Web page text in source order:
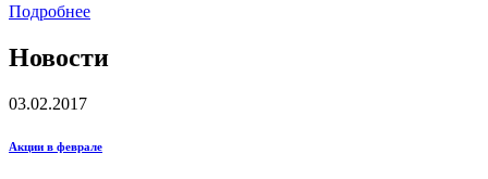
Подробнее
Новости
03.02.2017
Акции в феврале